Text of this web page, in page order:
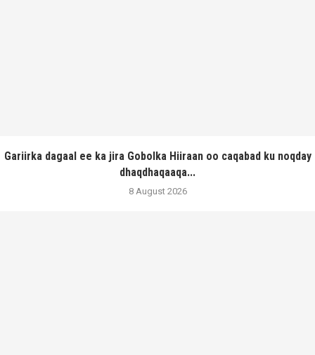
Gariirka dagaal ee ka jira Gobolka Hiiraan oo caqabad ku noqday
dhaqdhaqaaqa...
8 August 2026